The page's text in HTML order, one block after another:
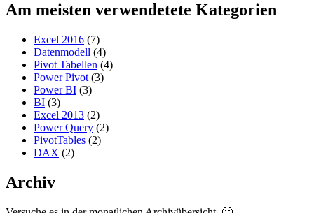
Am meisten verwendetete Kategorien
Excel 2016 (7)
Datenmodell (4)
Pivot Tabellen (4)
Power Pivot (3)
Power BI (3)
BI (3)
Excel 2013 (2)
Power Query (2)
PivotTables (2)
DAX (2)
Archiv